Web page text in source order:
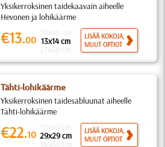
Yksikerroksinen taidekaavain aiheelle
Hevonen ja lohikäärme
€13.00 13x14 cm
LISÄÄ KOKOJA,
MUUT OPTIOT
Tähti-lohikäärme
Yksikerroksinen taidesabluunat aiheelle
Tähti-lohikäärme
€22.10 29x29 cm
LISÄÄ KOKOJA,
MUUT OPTIOT